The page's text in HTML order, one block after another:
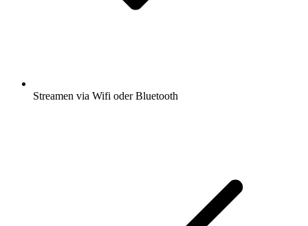
Streamen via Wifi oder Bluetooth